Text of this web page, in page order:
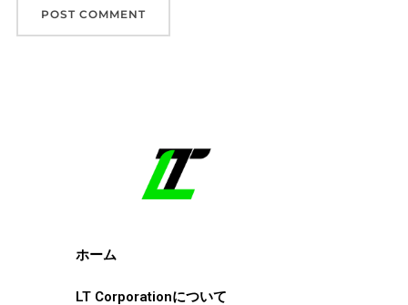
ホーム
LT Corporationについて